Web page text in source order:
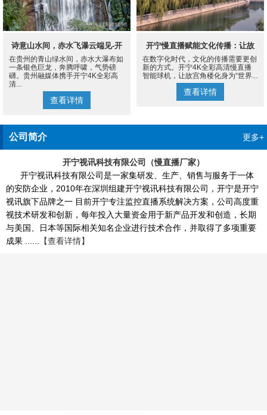
诗意山水间，赤水飞瀑云端见-开
宁4K慢直播摄像机
在贵州的青山绿水间，赤水大瀑布如
一条银色巨龙，奔腾呼啸，气势磅
礴。贵州融媒体携手开宁4K全彩高
清...
查看详情
开宁慢直播赋能文化传播：让故
宫角楼成为世界的文化客厅
在数字化时代，文化的传播需要更创
新的方式。开宁4K全彩高清慢直播
智能球机，让故宫角楼化身为“世界...
查看详情
公司简介 更多+
开宁视讯科技有限公司（慢直播厂家）
开宁视讯科技有限公司是一家集研发、生产、销售与服务于一体
的安防企业，2010年在深圳组建开宁视讯科技有限公司，开宁是开宁
视讯旗下品牌之一 目前开宁专注监控直播系统解决方案，公司高度重
视技术研发和创新，每年投入大量资金用于新产品开发和创造，长期
与美国、日本等国际相关知名企业进行技术合作，并取得了多项重要
成果 ......
【查看详情】